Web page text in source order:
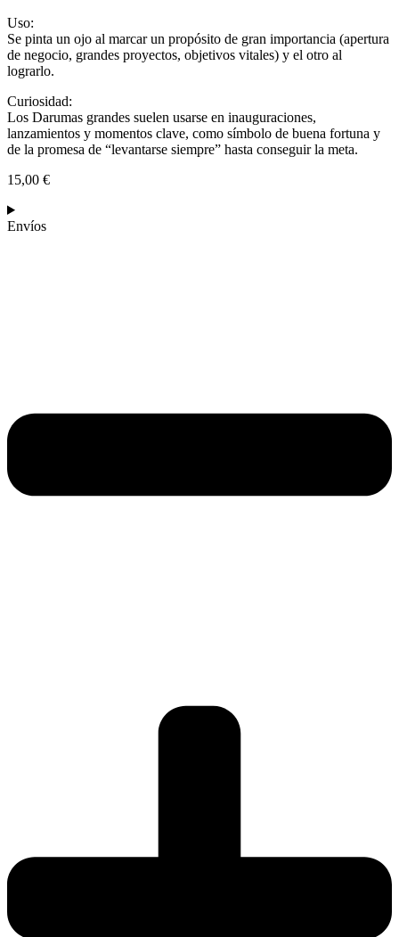
Uso:
Se pinta un ojo al marcar un propósito de gran importancia (apertura
de negocio, grandes proyectos, objetivos vitales) y el otro al
lograrlo.
Curiosidad:
Los Darumas grandes suelen usarse en inauguraciones,
lanzamientos y momentos clave, como símbolo de buena fortuna y
de la promesa de “levantarse siempre” hasta conseguir la meta.
15,00 €
Envíos